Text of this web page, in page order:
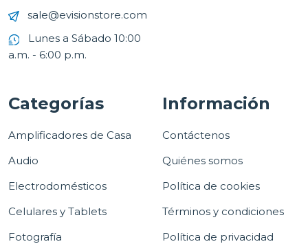
sale@evisionstore.com
Lunes a Sábado 10:00
a.m. - 6:00 p.m.
Categorías
Amplificadores de Casa
Audio
Electrodomésticos
Celulares y Tablets
Fotografía
Información
Contáctenos
Quiénes somos
Política de cookies
Términos y condiciones
Política de privacidad